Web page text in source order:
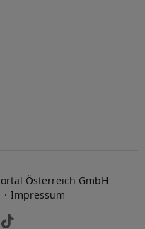
Österreich GmbH
Impressum